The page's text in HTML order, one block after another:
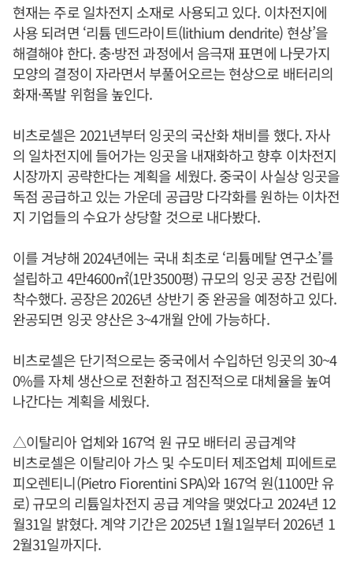
현재는 주로 일차전지 소재로 사용되고 있다. 이차전지에
사용 되려면 ‘리튬 덴드라이트(lithium dendrite) 현상’을
해결해야 한다. 충·방전 과정에서 음극재 표면에 나뭇가지
모양의 결정이 자라면서 부풀어오르는 현상으로 배터리의
화재·폭발 위험을 높인다.
비츠로셀은 2021년부터 잉곳의 국산화 채비를 했다. 자사
의 일차전지에 들어가는 잉곳을 내재화하고 향후 이차전지
시장까지 공략한다는 계획을 세웠다. 중국이 사실상 잉곳을
독점 공급하고 있는 가운데 공급망 다각화를 원하는 이차전
지 기업들의 수요가 상당할 것으로 내다봤다.
이를 겨냥해 2024년에는 국내 최초로 ‘리튬메탈 연구소’를
설립하고 4만4600㎡(1만3500평) 규모의 잉곳 공장 건립에
착수했다. 공장은 2026년 상반기 중 완공을 예정하고 있다.
완공되면 잉곳 양산은 3~4개월 안에 가능하다.
비츠로셀은 단기적으로는 중국에서 수입하던 잉곳의 30~4
0%를 자체 생산으로 전환하고 점진적으로 대체율을 높여
나간다는 계획을 세웠다.
△이탈리아 업체와 167억 원 규모 배터리 공급계약
비츠로셀은 이탈리아 가스 및 수도미터 제조업체 피에트로
피오렌티니(Pietro Fiorentini SPA)와 167억 원(1100만 유
로) 규모의 리튬일차전지 공급 계약을 맺었다고 2024년 12
월31일 밝혔다. 계약 기간은 2025년 1월1일부터 2026년 1
2월31일까지다.